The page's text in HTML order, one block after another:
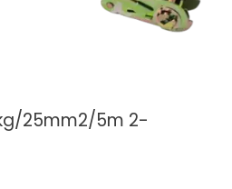
25mm2/5m 2-